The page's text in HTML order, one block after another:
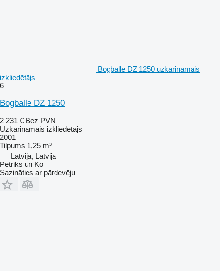
Bogballe DZ 1250 uzkarināmais
izkliedētājs
6
Bogballe DZ 1250
2 231 € Bez PVN
Uzkarināmais izkliedētājs
2001
Tilpums 1,25 m³
Latvija, Latvija
Petriks un Ko
Sazināties ar pārdevēju